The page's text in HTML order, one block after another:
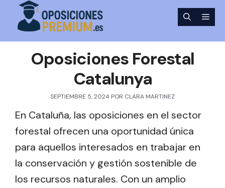
Saltar
contenido
Oposiciones Forestal
Catalunya
SEPTIEMBRE 5, 2024 POR CLARA MARTINEZ
En Cataluña, las oposiciones en el sector
forestal ofrecen una oportunidad única
para aquellos interesados en trabajar en
la conservación y gestión sostenible de
los recursos naturales. Con un amplio